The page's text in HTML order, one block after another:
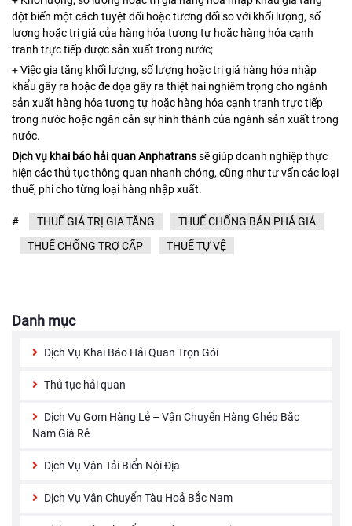
đột biến một cách tuyệt đối hoặc tương đối so với khối lượng, số
lượng hoặc trị giá của hàng hóa tương tự hoặc hàng hóa cạnh
tranh trực tiếp được sản xuất trong nước;
+ Việc gia tăng khối lượng, số lượng hoặc trị giá hàng hóa nhập
khẩu gây ra hoặc đe dọa gây ra thiệt hại nghiêm trọng cho ngành
sản xuất hàng hóa tương tự hoặc hàng hóa cạnh tranh trực tiếp
trong nước hoặc ngăn cản sự hình thành của ngành sản xuất trong
nước.
Dịch vụ khai báo hải quan Anphatranssẽ giúp doanh nghiệp thực
hiện các thủ tục thông quan nhanh chóng, cũng như tư vấn các loại
thuế, phi cho từng loại hàng nhập xuất.
# THUẾ GIÁ TRỊ GIA TĂNG
THUẾ CHỐNG BÁN PHÁ GIÁ
THUẾ CHỐNG TRỢ CẤP
THUẾ TỰ VỆ
Danh mục
Dịch Vụ Khai Báo Hải Quan Trọn Gói
Thủ tục hải quan
Dịch Vụ Gom Hàng Lẻ – Vận Chuyển Hàng Ghép Bắc
Nam Giá Rẻ
Dịch Vụ Vận Tải Biển Nội Địa
Dịch Vụ Vận Chuyển Tàu Hoả Bắc Nam